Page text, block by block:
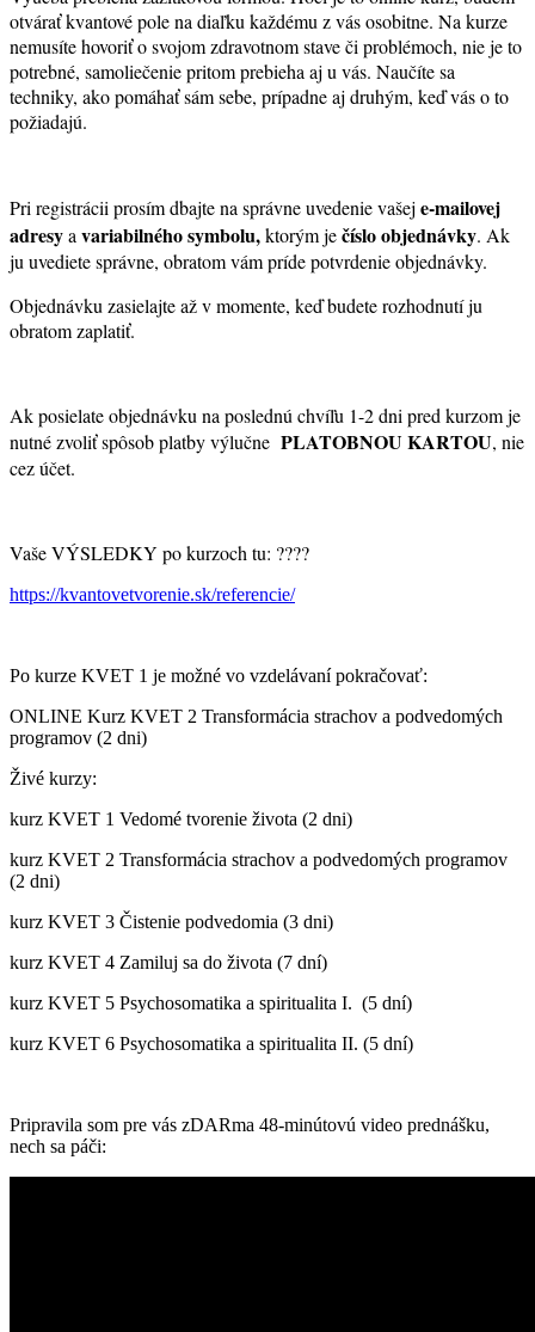
otvárať kvantové pole na diaľku každému z vás osobitne. Na kurze
nemusíte hovoriť o svojom zdravotnom stave či problémoch, nie je to
potrebné, samoliečenie pritom prebieha aj u vás. Naučíte sa
techniky, ako pomáhať sám sebe, prípadne aj druhým, keď vás o to
požiadajú.
Pri registrácii prosím dbajte na správne uvedenie vašej e-mailovej
adresya variabilného symbolu,ktorým ječíslo objednávky. Ak
ju uvediete správne, obratom vám príde potvrdenie objednávky.
Objednávku zasielajte až v momente, keď budete rozhodnutíju
obratom zaplatiť.
Ak posielate objednávku na poslednú chvíľu 1-2 dni pred kurzom je
nutné zvoliť spôsob platby výlučne PLATOBNOU KARTOU, nie
cez účet.
Vaše VÝSLEDKY po kurzoch tu: ????
https://kvantovetvorenie.sk/referencie/
Po kurze KVET 1 je možné vo vzdelávaní pokračovať:
ONLINE Kurz KVET 2 Transformácia strachov a podvedomých
programov (2 dni)
Živé kurzy:
kurz KVET 1 Vedomé tvorenie života (2 dni)
kurz KVET 2 Transformácia strachov a podvedomých programov
(2 dni)
kurz KVET 3 Čistenie podvedomia (3 dni)
kurz KVET 4 Zamiluj sa do života (7 dní)
kurz KVET 5 Psychosomatika a spiritualita I. (5 dní)
kurz KVET 6 Psychosomatika a spiritualita II. (5 dní)
Pripravila som pre vás zDARma 48-minútovú video prednášku,
nech sa páči: